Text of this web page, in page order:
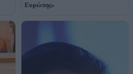
Ευρώπης»